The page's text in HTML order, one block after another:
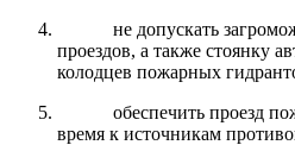
не допускать
проездов, а также стоянку
колодцев пожарных
обеспечить проезд
время к источникам